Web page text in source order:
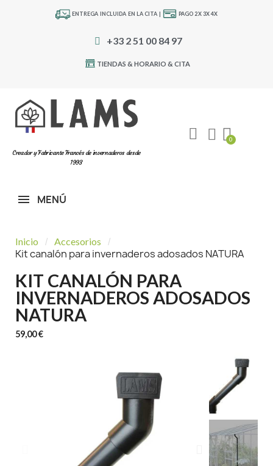
ENTREGA INCLUIDA EN LA CITA | PAGO 2X 3X 4X
+33 2 51 00 84 97
TIENDAS & HORARIO & CITA
Creador y Fabricante Francés de invernaderos desde
1993
MENÚ
Inicio Accesorios
Kit canalón para invernaderos adosados NATURA
KIT CANALÓN PARA
INVERNADEROS ADOSADOS
NATURA
59,00 €